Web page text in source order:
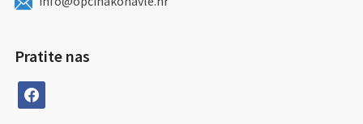
Pratite nas
facebook